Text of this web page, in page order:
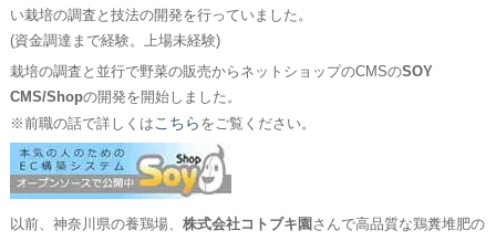
い栽培の調査と技法の開発を行っていました。
(資金調達まで経験。上場未経験)
栽培の調査と並行で野菜の販売からネットショップのCMSのSOY
CMS/Shopの開発を開始しました。
※前職の話で詳しくはこちら をご覧ください。
以前、神奈川県の養鶏場、 株式会社コトブキ園 さんで高品質な鶏糞堆肥の